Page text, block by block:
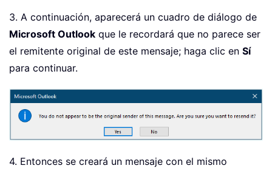
3. A continuación, aparecerá un cuadro de diálogo de
Microsoft Outlook que le recordará que no parece ser
el remitente original de este mensaje; haga clic en Sí
para continuar.
4. Entonces se creará un mensaje con el mismo